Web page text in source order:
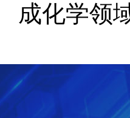
成化学领